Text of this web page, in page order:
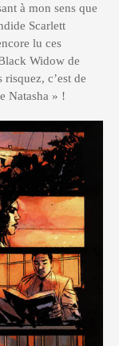
à mon sens que
Scarlett
lu ces
Widow de
c’est de
Natasha » !